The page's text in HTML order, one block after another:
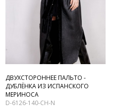
ДВУХСТОРОННЕЕ ПАЛЬТО -
ДУБЛЁНКА ИЗ ИСПАНСКОГО
МЕРИНОСА
D-6126-140-CH-N